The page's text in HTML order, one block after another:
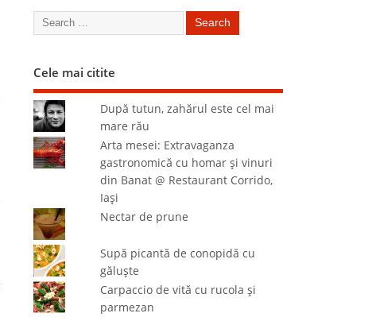
Cele mai citite
După tutun, zahărul este cel mai
mare rău
Arta mesei: Extravaganza
gastronomică cu homar şi vinuri
din Banat @ Restaurant Corrido,
Iaşi
Nectar de prune
Supă picantă de conopidă cu
găluşte
Carpaccio de vită cu rucola şi
parmezan